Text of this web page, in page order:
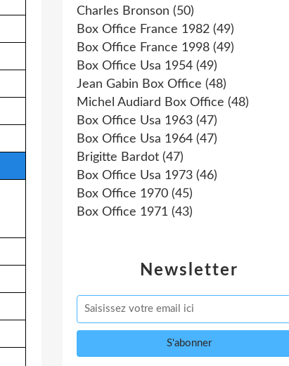
Newsletter
Charles Bronson (50)
Box Office France 1982 (49)
Box Office France 1998 (49)
Box Office Usa 1954 (49)
Jean Gabin Box Office (48)
Michel Audiard Box Office (48)
Box Office Usa 1963 (47)
Box Office Usa 1964 (47)
Brigitte Bardot (47)
Box Office Usa 1973 (46)
Box Office 1970 (45)
Box Office 1971 (43)